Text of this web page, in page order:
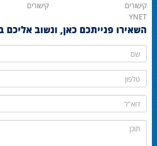
YNET
קישורים קישורים
השאירו פנייתכם כאן, ונשוב אליכם
שם
טלפון
דוא"ל
תוכן